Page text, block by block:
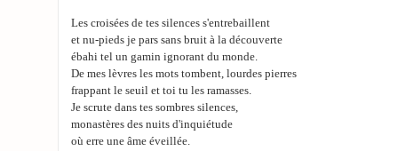
Les croisées de tes silences s'entrebaillent
et nu-pieds je pars sans bruit à la découverte
ébahi tel un gamin ignorant du monde.
De mes lèvres les mots tombent, lourdes pierres
frappant le seuil et toi tu les ramasses.
Je scrute dans tes sombres silences,
monastères des nuits d'inquiétude
où erre une âme éveillée.